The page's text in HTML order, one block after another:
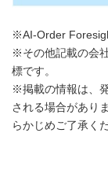
※AI-Order
※その他記載の会
標です。
※掲載の情報は、
される場合があり
らかじめご了承く